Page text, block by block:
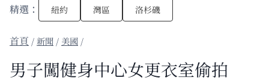
精選： 紐約 灣區 洛杉磯
/新聞 / 美國 /
男子闖健身中心女更衣室偷拍